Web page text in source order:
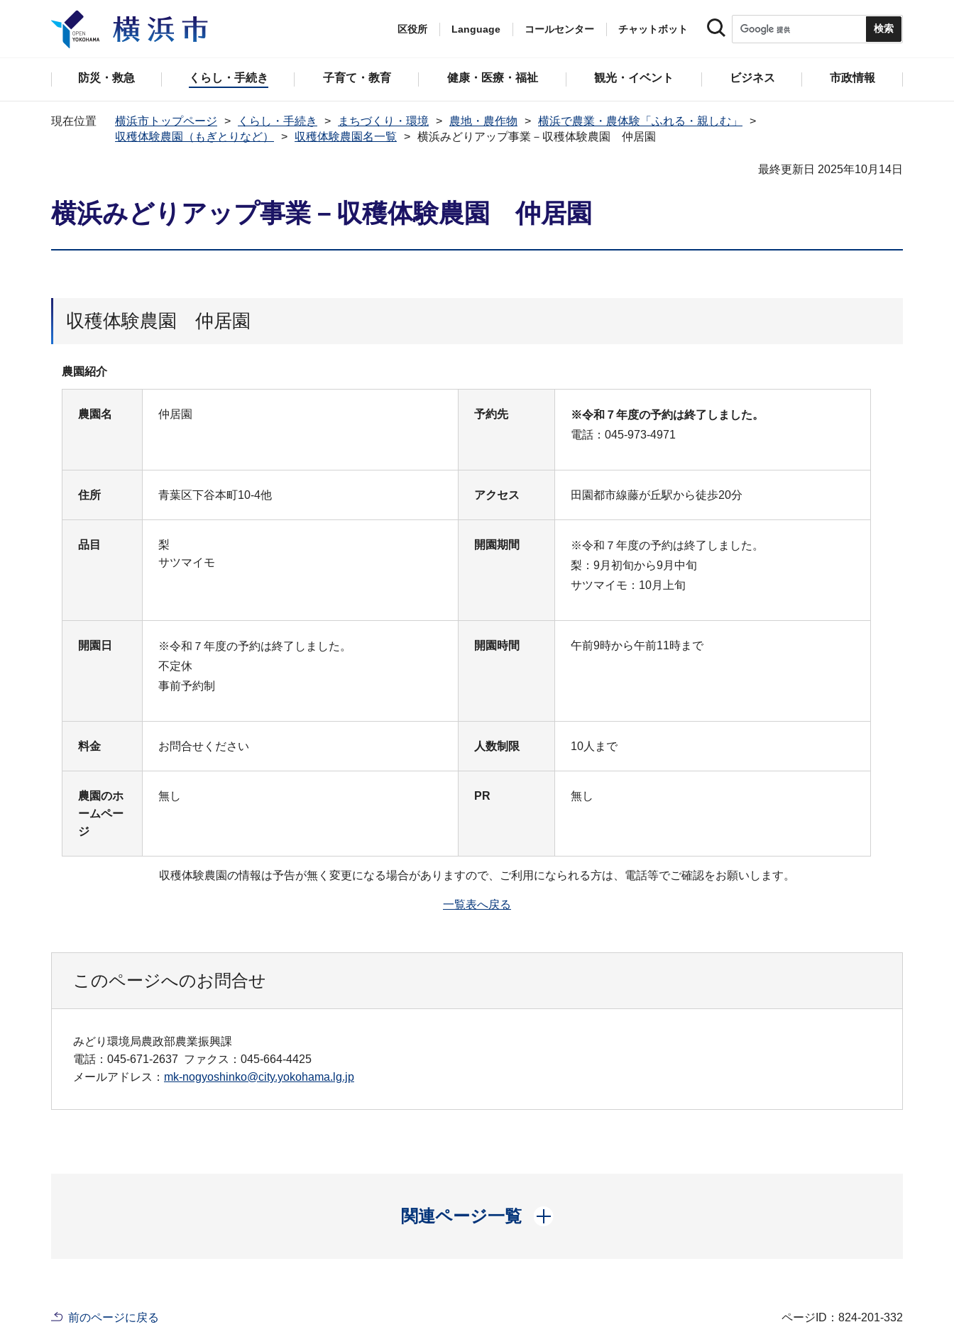
区役所 Language コールセンター チャットボット
防災・救急 くらし・手続き 子育て・教育 健康・医療・福祉 観光・イベント ビジネス 市政情報
現在位置 横浜市トップページ くらし・手続き まちづくり・環境 農地・農作物
横浜で農業・農体験「ふれる・親しむ」
収穫体験農園（もぎとりなど）
収穫体験農園名一覧 横浜みどりアップ事業－収穫体験農園 仲居園
最終更新日 2025年10月14日
横浜みどりアップ事業－収穫体験農園 仲居園
収穫体験農園 仲居園
農園紹介
農園名 仲居園 予約先
※令和７年度の予約は終了しました。
電話：045-973-4971
住所 青葉区下谷本町10-4他 アクセス 田園都市線藤が丘駅から徒歩20分
品目
梨
サツマイモ
開園期間
※令和７年度の予約は終了しました。
梨：9月初旬から9月中旬
サツマイモ：10月上旬
開園日
※令和７年度の予約は終了しました。
不定休
事前予約制
開園時間 午前9時から午前11時まで
料金 お問合せください 人数制限 10人まで
農園のホ
ームペー
ジ
無し PR 無し
収穫体験農園の情報は予告が無く変更になる場合がありますので、ご利用になられる方は、電話等でご確認をお願いします。
一覧表へ戻る
このページへのお問合せ
みどり環境局農政部農業振興課
電話：045-671-2637 ファクス：045-664-4425
メールアドレス： mk-nogyoshinko@city.yokohama.lg.jp
関連ページ一覧
開く
前のページに戻る ページID：824-201-332